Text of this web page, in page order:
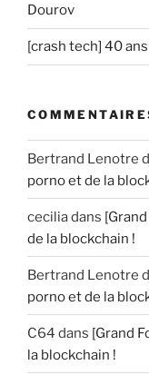
Dourov
[crash tech] 40
Bertrand Lenotre
porno et de la
ceciliadans
de la blockchain !
Bertrand Lenotre
porno et de la
C64 dans [Grand
la blockchain !